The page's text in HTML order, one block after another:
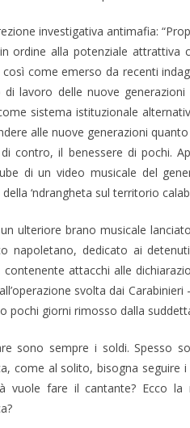
investigativa antimafia:
ordine alla potenziale attrattiva
come emerso da recenti
di lavoro delle nuove
sistema istituzionale
alle nuove generazioni
contro, il benessere di pochi.
di un video musicale del
‘ndrangheta sul territorio
un ulteriore brano musicale
napoletano, dedicato ai
contenente attacchi alle
svolta dai
pochi giorni rimosso dalla
sono sempre i soldi. Spesso
come al solito, bisogna seguire
vuole fare il cantante? Ecco